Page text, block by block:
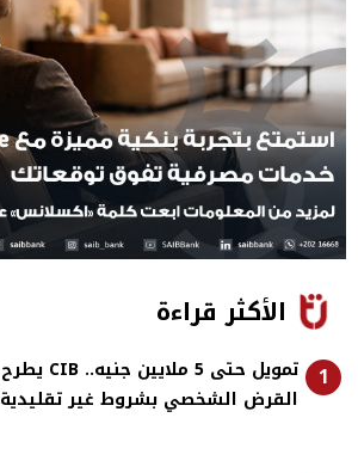
الأكثر قراءة
1
تمويل حتى 5 ملايين جنيه.. CIB يطرح
القرض الشخصي بشروط غير تقليدية